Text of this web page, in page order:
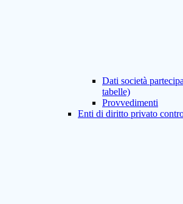
Dati società
tabelle)
Provvedimenti
Enti di diritto privato